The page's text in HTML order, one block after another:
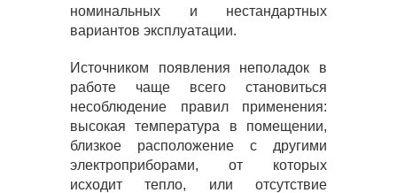
номинальных и нестандартных
вариантов эксплуатации.
Источником появления неполадок в
работе чаще всего становиться
несоблюдение правил применения:
высокая температура в помещении,
близкое расположение с другими
электроприборами, от которых
исходит тепло, или отсутствие